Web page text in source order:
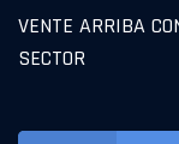
VENTE ARRIBA
SECTOR